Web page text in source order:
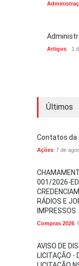
Artigos 1
Últimos
Contatos da
Ações 7 de
001/2026-
RÁDIOS E
IMPRESSOS
Compras 2026
AVISO DE
LICITAÇÃO -